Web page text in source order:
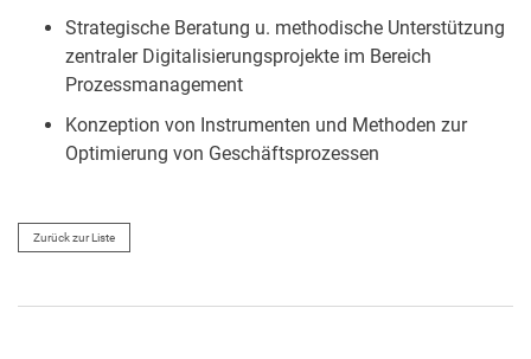
Strategische Beratung u. methodische Unterstützung
zentraler Digitalisierungsprojekte im Bereich
Prozessmanagement
Konzeption von Instrumenten und Methoden zur
Optimierung von Ge­schäftsprozessen
Zurück zur Liste